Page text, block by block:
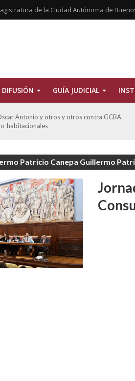
de la Ciudad Autónoma de
DIFUSIÓN GUÍA JUDICIAL
Claudia Eva Edith y otros contra GCBA y
ambiental
Patricio Canepa Guillermo